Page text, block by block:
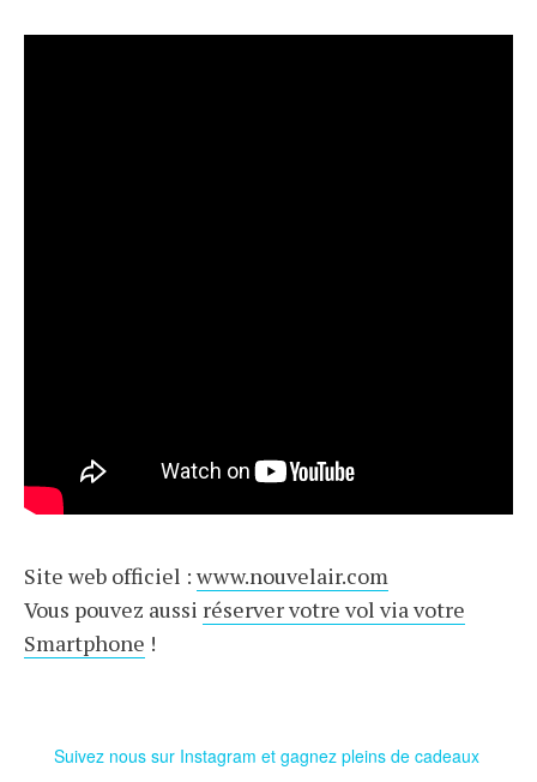
Site web officiel : www.nouvelair.com
Vous pouvez aussi réserver votre vol via votre
Smartphone !
Suivez nous sur Instagram et gagnez pleins de cadeaux